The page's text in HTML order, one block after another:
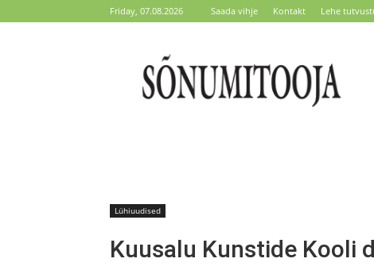
Friday, 07.08.2026 Saada vihje Kontakt Lehe
Lühiuudised
Kuusalu Kunstide Kooli